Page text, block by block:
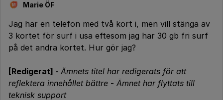
M Marie ÖF
Jag har en telefon med två kort i, men vill stänga av
3 kortet för surf i usa eftesom jag har 30 gb fri surf
på det andra kortet. Hur gör jag?
[Redigerat] - Ämnets titel har redigerats för att
reflektera innehållet bättre - Ämnet har flyttats till
teknisk support